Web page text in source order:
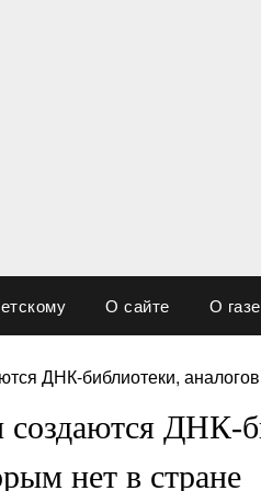
О сайте О
ДНК-
нет в стране